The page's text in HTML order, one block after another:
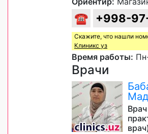
☎ +998-
Скажите, что нашли
Клиникс уз
Время работы:
Врачи